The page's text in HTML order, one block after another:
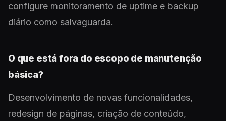
configure monitoramento de uptime e backup
diário como salvaguarda.
O que está fora do escopo de manutenção
básica?
Desenvolvimento de novas funcionalidades,
redesign de páginas, criação de conteúdo,